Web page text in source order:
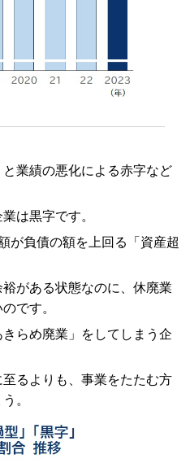
業績の悪化による赤字など
は黒字です。
が負債の額を上回る「資産超
がある状態なのに、休廃業
です。
らめ廃業」をしてしまう企
るよりも、事業をたたむ方
。